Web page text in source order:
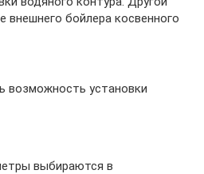
внешнего бойлера косвенного
возможность установки
выбираются в